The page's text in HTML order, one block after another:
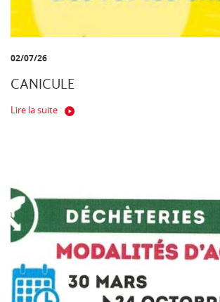
02/07/26
CANICULE
Lire la suite